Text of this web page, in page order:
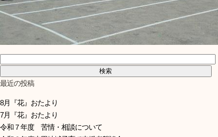
最近の投稿
8月『花』おたより
7月『花』おたより
令和７年度 苦情・相談について